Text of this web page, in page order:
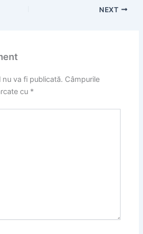
NEXT
va fi publicată. Câmpurile
cu *